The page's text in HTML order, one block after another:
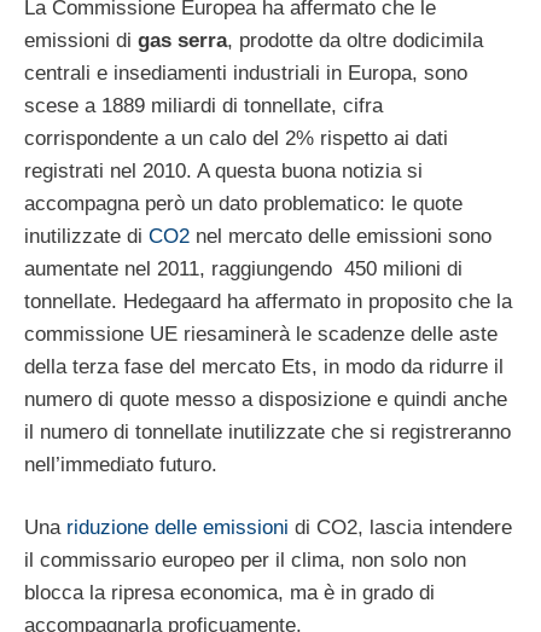
La Commissione Europea ha affermato che le
emissioni di gas serra, prodotte da oltre dodicimila
centrali e insediamenti industriali in Europa, sono
scese a 1889 miliardi di tonnellate, cifra
corrispondente a un calo del 2% rispetto ai dati
registrati nel 2010. A questa buona notizia si
accompagna però un dato problematico: le quote
inutilizzate di CO2 nel mercato delle emissioni sono
aumentate nel 2011, raggiungendo 450 milioni di
tonnellate. Hedegaard ha affermato in proposito che la
commissione UE riesaminerà le scadenze delle aste
della terza fase del mercato Ets, in modo da ridurre il
numero di quote messo a disposizione e quindi anche
il numero di tonnellate inutilizzate che si registreranno
nell’immediato futuro.
Una riduzione delle emissioni di CO2, lascia intendere
il commissario europeo per il clima, non solo non
blocca la ripresa economica, ma è in grado di
accompagnarla proficuamente.